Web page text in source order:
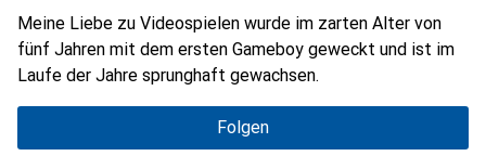
Meine Liebe zu Videospielen wurde im zarten Alter von
fünf Jahren mit dem ersten Gameboy geweckt und ist im
Laufe der Jahre sprunghaft gewachsen.
Folgen